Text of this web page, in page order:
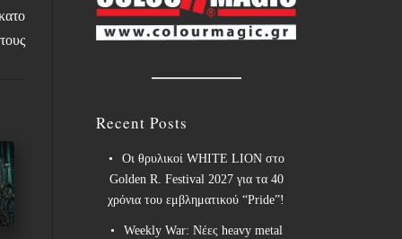
Recent Posts
Οι θρυλικοί WHITE LION στο
Golden R. Festival 2027 για τα 40
χρόνια του εμβληματικού “Pride”!
Weekly War: Νέες heavy metal